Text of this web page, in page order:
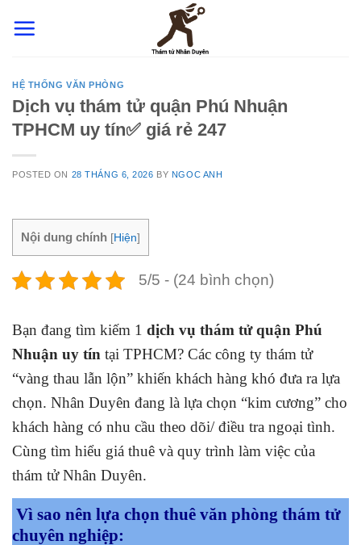
HỆ THỐNG VĂN PHÒNG
Dịch vụ thám tử quận Phú Nhuận
TPHCM uy tín✅ giá rẻ 247
POSTED ON 28 THÁNG 6, 2026 BY NGOC ANH
Nội dung chính [Hiện]
5/5 - (24 bình chọn)
Bạn đang tìm kiếm 1 dịch vụ thám tử quận Phú
Nhuận uy tín tại TPHCM? Các công ty thám tử
“vàng thau lẫn lộn” khiến khách hàng khó đưa ra lựa
chọn. Nhân Duyên đang là lựa chọn “kim cương” cho
khách hàng có nhu cầu theo dõi/ điều tra ngoại tình.
Cùng tìm hiểu giá thuê và quy trình làm việc của
thám tử Nhân Duyên.
Vì sao nên lựa chọn thuê văn phòng thám tử
chuyên nghiệp: